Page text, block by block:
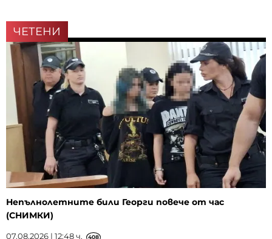
ЧЕТЕНИ
Непълнолетните били Георги повече от час
(СНИМКИ)
07.08.2026 | 12:48 ч. 408